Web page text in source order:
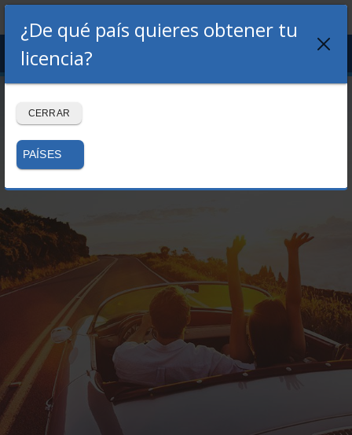
LOGIN REGISTRO
Menu
¿De qué país quieres obtener tu
licencia?
CERRAR
PAÍSES